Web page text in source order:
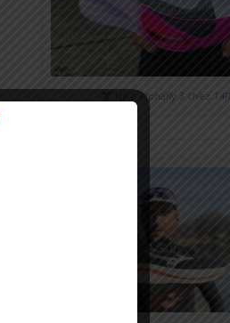
Nike Alphafly 3 chez T4R